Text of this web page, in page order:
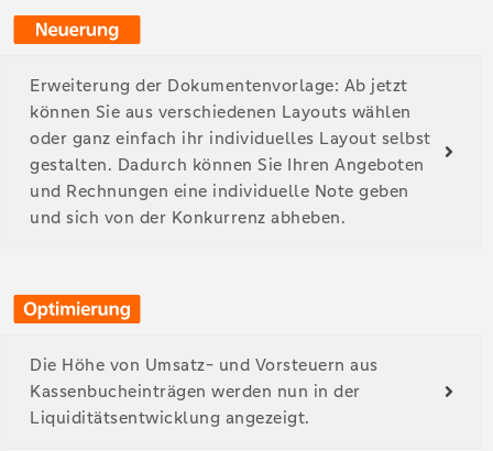
Erweiterung der Dokumentenvorlage: Ab jetzt
können Sie aus verschiedenen Layouts wählen
oder ganz einfach ihr individuelles Layout selbst
gestalten. Dadurch können Sie Ihren Angeboten
und Rechnungen eine individuelle Note geben
und sich von der Konkurrenz abheben.
Die Höhe von Umsatz- und Vorsteuern aus
Kassenbucheinträgen werden nun in der
Liquiditätsentwicklung angezeigt.